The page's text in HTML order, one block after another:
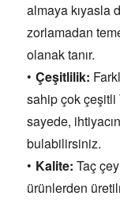
almaya kıyasla
zorlamadan
olanak tanır.
Çeşitlilik:
sahip çok çeşitli
sayede,
bulabilirsiniz.
Kalite: Taç
ürünlerden